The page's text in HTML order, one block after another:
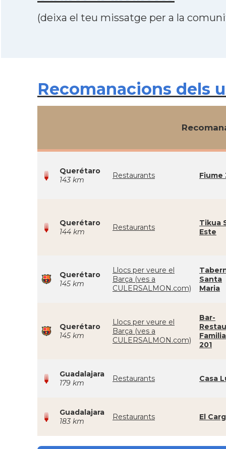
(deixa el teu missatge per a la
Recomanacions dels
Querétaro
143 km
Restaurants Fiume
Querétaro
144 km
Restaurants
Tikua
Este
Querétaro
145 km
Llocs per veure el
Barça (ves a
CULERSALMON.com)
Santa
Maria
Querétaro
145 km
Llocs per veure el
Barça (ves a
CULERSALMON.com)
Bar-
201
Guadalajara
179 km
Restaurants Casa
Guadalajara
183 km
Restaurants El